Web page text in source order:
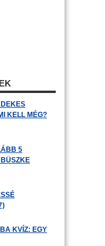
KELL MÉG?
5
KVÍZ: EGY